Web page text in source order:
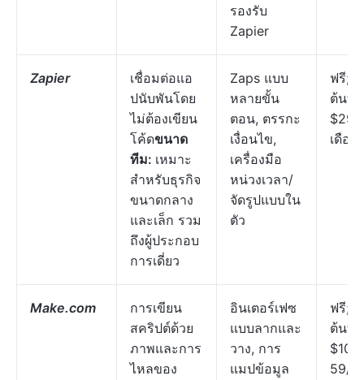
รองรับ
Zapier
Zapier
เชื่อมต่อแอ
ปนับพันโดย
ไม่ต้องเขียน
โค้ดขนาด
ทีม: เหมาะ
สำหรับธุรกิจ
ขนาดกลาง
และเล็ก รวม
ถึงผู้ประกอบ
การเดี่ยว
Zaps แบบ
หลายขั้น
ตอน, ตรรกะ
เงื่อนไข,
เครื่องมือ
หน่วงเวลา/
จัดรูปแบบใน
ตัว
ฟรี; เ
ต้นที่
เดือน
Make.com
การเขียน
สคริปต์ด้วย
ภาพและการ
ไหลของ
อินเตอร์เฟซ
แบบลากและ
วาง, การ
แมปข้อมูล
ฟรี; เ
ต้นที่
$10.
59/